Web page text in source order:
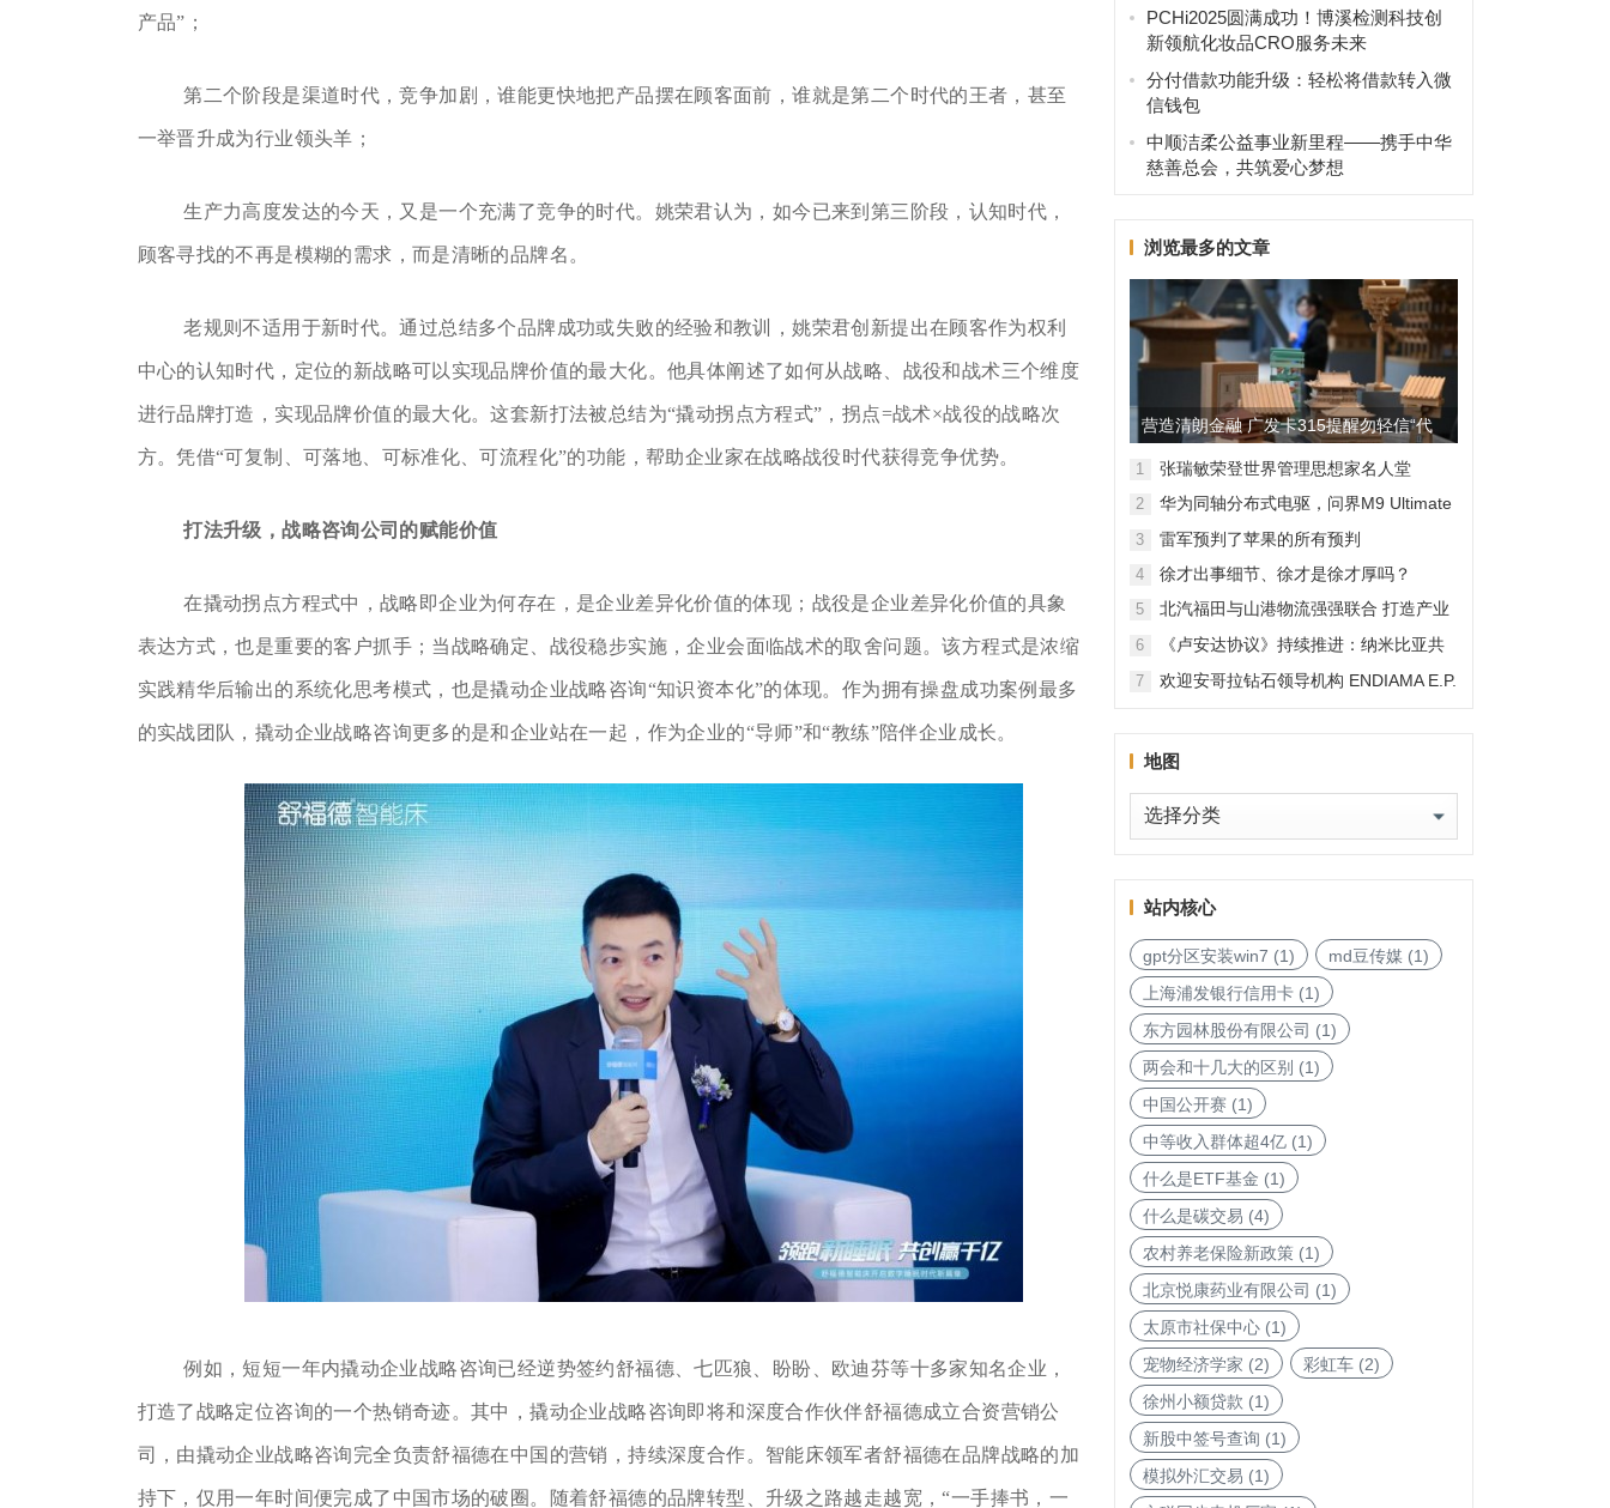
产品”；
第二个阶段是渠道时代，竞争加剧，谁能更快地把产品摆在顾客面前，谁就是第二个时代的王者，甚至
一举晋升成为行业领头羊；
生产力高度发达的今天，又是一个充满了竞争的时代。姚荣君认为，如今已来到第三阶段，认知时代，
顾客寻找的不再是模糊的需求，而是清晰的品牌名。
老规则不适用于新时代。通过总结多个品牌成功或失败的经验和教训，姚荣君创新提出在顾客作为权利
中心的认知时代，定位的新战略可以实现品牌价值的最大化。他具体阐述了如何从战略、战役和战术三个维度
进行品牌打造，实现品牌价值的最大化。这套新打法被总结为“撬动拐点方程式”，拐点=战术×战役的战略次
方。凭借“可复制、可落地、可标准化、可流程化”的功能，帮助企业家在战略战役时代获得竞争优势。
打法升级，战略咨询公司的赋能价值
在撬动拐点方程式中，战略即企业为何存在，是企业差异化价值的体现；战役是企业差异化价值的具象
表达方式，也是重要的客户抓手；当战略确定、战役稳步实施，企业会面临战术的取舍问题。该方程式是浓缩
实践精华后输出的系统化思考模式，也是撬动企业战略咨询“知识资本化”的体现。作为拥有操盘成功案例最多
的实战团队，撬动企业战略咨询更多的是和企业站在一起，作为企业的“导师”和“教练”陪伴企业成长。
例如，短短一年内撬动企业战略咨询已经逆势签约舒福德、七匹狼、盼盼、欧迪芬等十多家知名企业，
打造了战略定位咨询的一个热销奇迹。其中，撬动企业战略咨询即将和深度合作伙伴舒福德成立合资营销公
司，由撬动企业战略咨询完全负责舒福德在中国的营销，持续深度合作。智能床领军者舒福德在品牌战略的加
持下，仅用一年时间便完成了中国市场的破圈。随着舒福德的品牌转型、升级之路越走越宽，“一手捧书，一
PCHi2025圆满成功！博溪检测科技创
新领航化妆品CRO服务未来
分付借款功能升级：轻松将借款转入微
信钱包
中顺洁柔公益事业新里程——携手中华
慈善总会，共筑爱心梦想
浏览最多的文章
营造清朗金融 广发卡315提醒勿轻信“代
理维权”
1 张瑞敏荣登世界管理思想家名人堂
2
华为同轴分布式电驱，问界M9 Ultimate
背后的“车轮思想者”
3 雷军预判了苹果的所有预判
4 徐才出事细节、徐才是徐才厚吗？
5
北汽福田与山港物流强强联合 打造产业
融合新范本
6
《卢安达协议》持续推进：纳米比亚共
和国加入，印度宝石与珠宝出口促进委
员会与迪拜多种商品交易中心启动加入
7
欢迎安哥拉钻石领导机构 ENDIAMA E.P.
地图
地
图
站内核心
gpt分区安装win7 (1) md豆传媒(1)
上海浦发银行信用卡(1)
东方园林股份有限公司 (1)
两会和十几大的区别 (1)
中国公开赛(1)
中等收入群体超4亿(1)
什么是ETF基金 (1)
什么是碳交易 (4)
农村养老保险新政策(1)
北京悦康药业有限公司 (1)
太原市社保中心(1)
宠物经济学家 (2) 彩虹车(2)
徐州小额贷款 (1)
新股中签号查询 (1)
模拟外汇交易 (1)